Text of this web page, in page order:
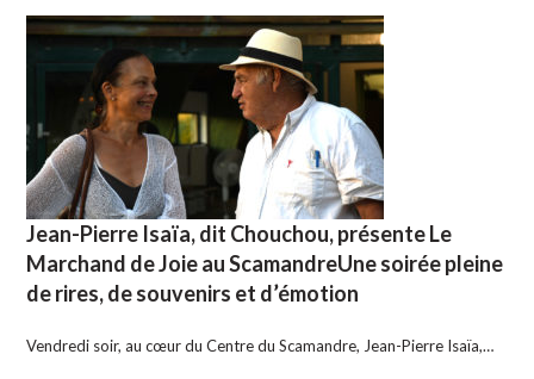
Jean-Pierre Isaïa, dit Chouchou, présente Le
Marchand de Joie au ScamandreUne soirée pleine
de rires, de souvenirs et d’émotion
Vendredi soir, au cœur du Centre du Scamandre, Jean-Pierre Isaïa,…